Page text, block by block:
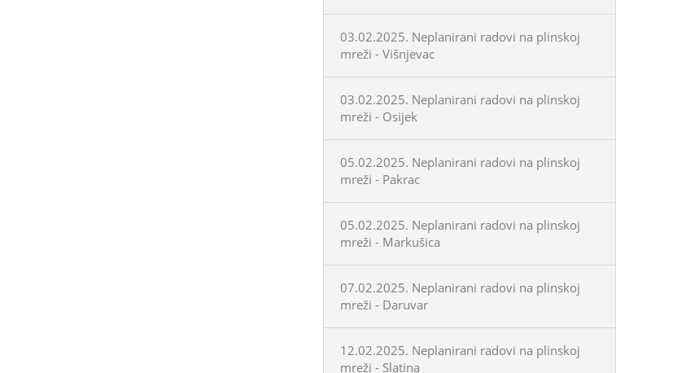
03.02.2025. Neplanirani radovi na plinskoj
mreži - Višnjevac
03.02.2025. Neplanirani radovi na plinskoj
mreži - Osijek
05.02.2025. Neplanirani radovi na plinskoj
mreži - Pakrac
05.02.2025. Neplanirani radovi na plinskoj
mreži - Markušica
07.02.2025. Neplanirani radovi na plinskoj
mreži - Daruvar
12.02.2025. Neplanirani radovi na plinskoj
mreži - Slatina